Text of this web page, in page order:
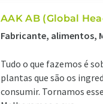
AAK AB (Global
Fabricante, alimentos,
Tudo o que fazemos é
plantas que são os
consumir. Tornamos